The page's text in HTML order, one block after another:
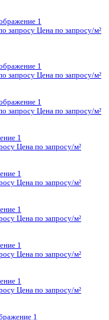
Цена по запросу
Цена по запросу
по запросу
Цена по
Цена по запросу
Антонова-
Цена по запросу